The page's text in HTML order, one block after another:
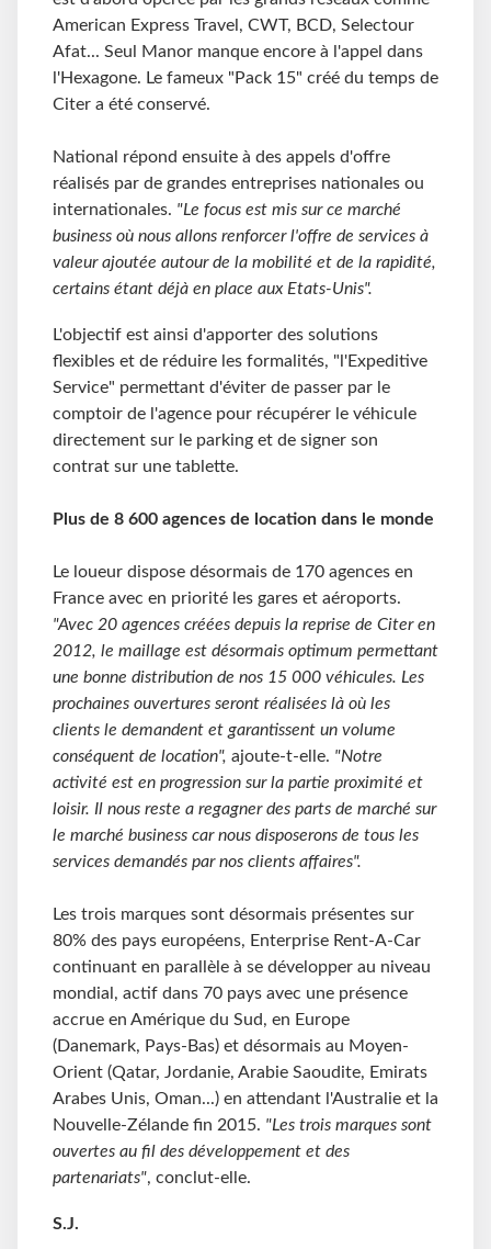
American Express Travel, CWT, BCD, Selectour
Afat... Seul Manor manque encore à l'appel dans
l'Hexagone. Le fameux "Pack 15" créé du temps de
Citer a été conservé.
National répond ensuite à des appels d'offre
réalisés par de grandes entreprises nationales ou
internationales. "Le focus est mis sur ce marché
business où nous allons renforcer l'offre de services à
valeur ajoutée autour de la mobilité et de la rapidité,
certains étant déjà en place aux Etats-Unis".
L'objectif est ainsi d'apporter des solutions
flexibles et de réduire les formalités, "l'Expeditive
Service" permettant d'éviter de passer par le
comptoir de l'agence pour récupérer le véhicule
directement sur le parking et de signer son
contrat sur une tablette.
Plus de 8 600 agences de location dans le monde
Le loueur dispose désormais de 170 agences en
France avec en priorité les gares et aéroports.
"Avec 20 agences créées depuis la reprise de Citer en
2012, le maillage est désormais optimum permettant
une bonne distribution de nos 15 000 véhicules. Les
prochaines ouvertures seront réalisées là où les
clients le demandent et garantissent un volume
conséquent de location", ajoute-t-elle. "Notre
activité est en progression sur la partie proximité et
loisir. Il nous reste a regagner des parts de marché sur
le marché business car nous disposerons de tous les
services demandés par nos clients affaires".
Les trois marques sont désormais présentes sur
80% des pays européens, Enterprise Rent-A-Car
continuant en parallèle à se développer au niveau
mondial, actif dans 70 pays avec une présence
accrue en Amérique du Sud, en Europe
(Danemark, Pays-Bas) et désormais au Moyen-
Orient (Qatar, Jordanie, Arabie Saoudite, Emirats
Arabes Unis, Oman...) en attendant l'Australie et la
Nouvelle-Zélande fin 2015. "Les trois marques sont
ouvertes au fil des développement et des
partenariats", conclut-elle.
S.J.